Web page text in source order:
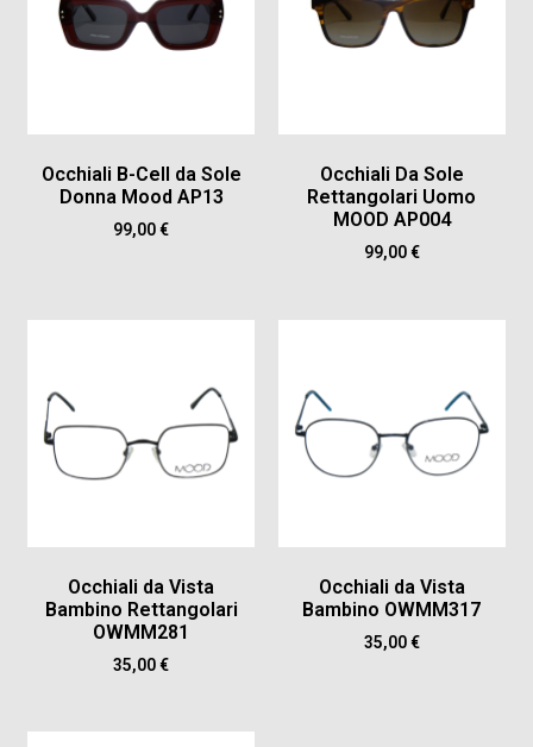
Occhiali B-Cell da Sole
Donna Mood AP13
99,00€
Occhiali Da Sole
Rettangolari Uomo
MOOD AP004
99,00€
Occhiali da Vista
Bambino Rettangolari
OWMM281
35,00€
Occhiali da Vista
Bambino OWMM317
35,00€